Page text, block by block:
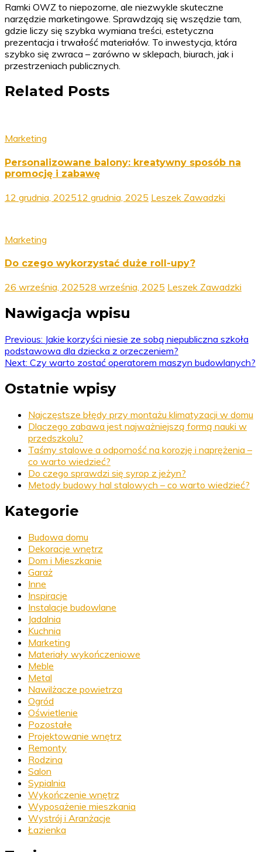
Ramki OWZ to niepozorne, ale niezwykle skuteczne
narzędzie marketingowe. Sprawdzają się wszędzie tam,
gdzie liczy się szybka wymiana treści, estetyczna
prezentacja i trwałość materiałów. To inwestycja, która
szybko się zwraca – zarówno w sklepach, biurach, jak i
przestrzeniach publicznych.
Related Posts
Marketing
Personalizowane balony: kreatywny sposób na
promocję i zabawę
12 grudnia, 202512 grudnia, 2025 Leszek Zawadzki
Marketing
Do czego wykorzystać duże roll-upy?
26 września, 202528 września, 2025 Leszek Zawadzki
Nawigacja wpisu
Previous: Jakie korzyści niesie ze sobą niepubliczna szkoła
podstawowa dla dziecka z orzeczeniem?
Next: Czy warto zostać operatorem maszyn budowlanych?
Ostatnie wpisy
Najczęstsze błędy przy montażu klimatyzacji w domu
Dlaczego zabawa jest najważniejszą formą nauki w
przedszkolu?
Taśmy stalowe a odporność na korozję i naprężenia –
co warto wiedzieć?
Do czego sprawdzi się syrop z jeżyn?
Metody budowy hal stalowych – co warto wiedzieć?
Kategorie
Budowa domu
Dekoracje wnętrz
Dom i Mieszkanie
Garaż
Inne
Inspiracje
Instalacje budowlane
Jadalnia
Kuchnia
Marketing
Materiały wykończeniowe
Meble
Metal
Nawilżacze powietrza
Ogród
Oświetlenie
Pozostałe
Projektowanie wnętrz
Remonty
Rodzina
Salon
Sypialnia
Wykończenie wnętrz
Wyposażenie mieszkania
Wystrój i Aranżacje
Łazienka